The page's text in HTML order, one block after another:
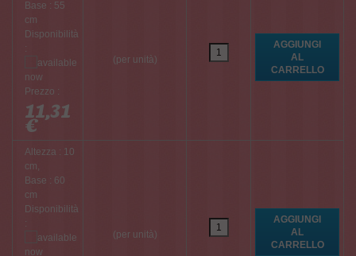
Base : 55
cm
Disponibilità
:
Prezzo :
11,31
€
(per unità)
Altezza : 10
cm,
Base : 60
cm
Disponibilità
:
(per unità)